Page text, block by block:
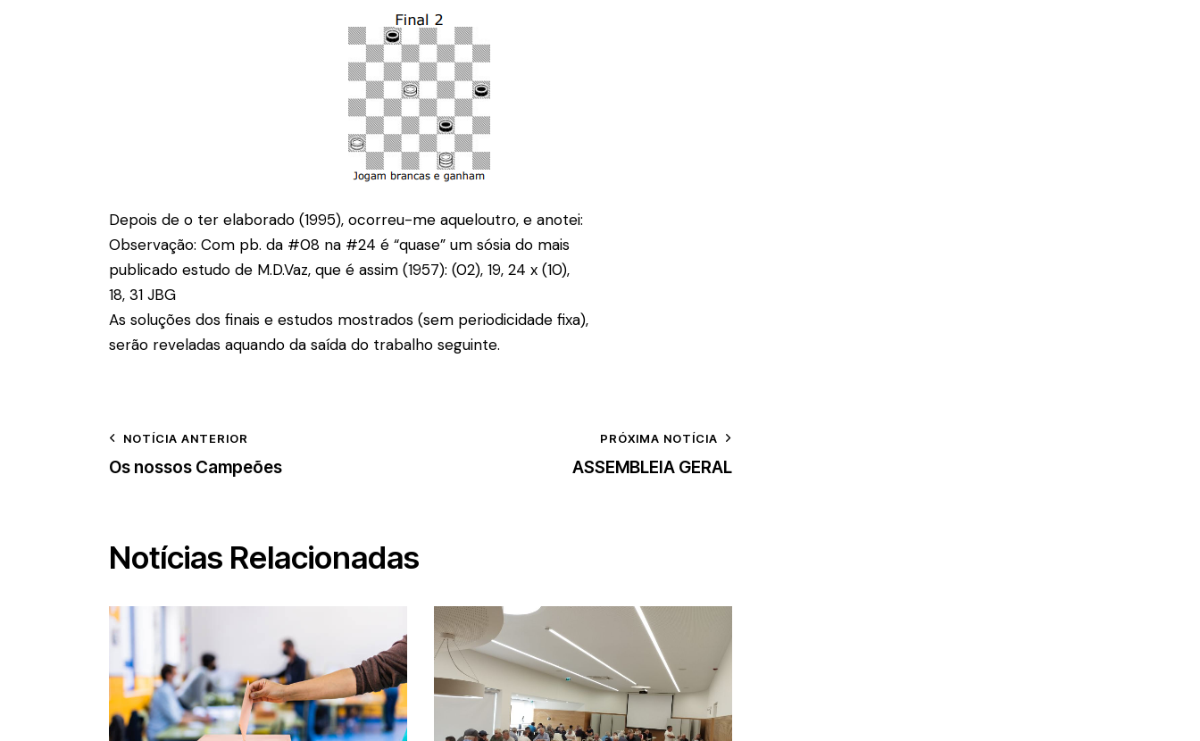
Depois de o ter elaborado (1995), ocorreu-me aqueloutro, e anotei:
Observação: Com pb. da #08 na #24 é “quase” um sósia do mais
publicado estudo de M.D.Vaz, que é assim (1957): (02), 19, 24 x (10),
18, 31 JBG
As soluções dos finais e estudos mostrados (sem periodicidade fixa),
serão reveladas aquando da saída do trabalho seguinte.
NOTÍCIA ANTERIOR
Os nossos Campeões
PRÓXIMA NOTÍCIA
ASSEMBLEIA GERAL
Notícias Relacionadas